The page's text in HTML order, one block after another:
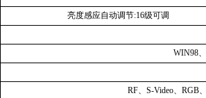
亮度感应自动调节:16级可调
WIN98、
RF、 S-Video、 RGB、